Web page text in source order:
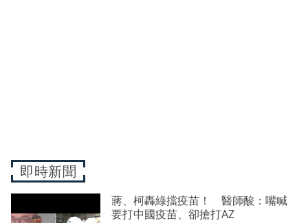
即時新聞
蔣、柯轟綠擋疫苗！ 醫師酸：嘴喊
要打中國疫苗、卻搶打AZ